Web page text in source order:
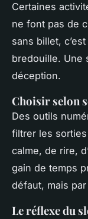
Certaines
ne font pas de
sans billet,
bredouille. Une
déception.
Choisir selon
Des outils
filtrer les
calme, de rire,
gain de temps
défaut, mais
Le réflexe du